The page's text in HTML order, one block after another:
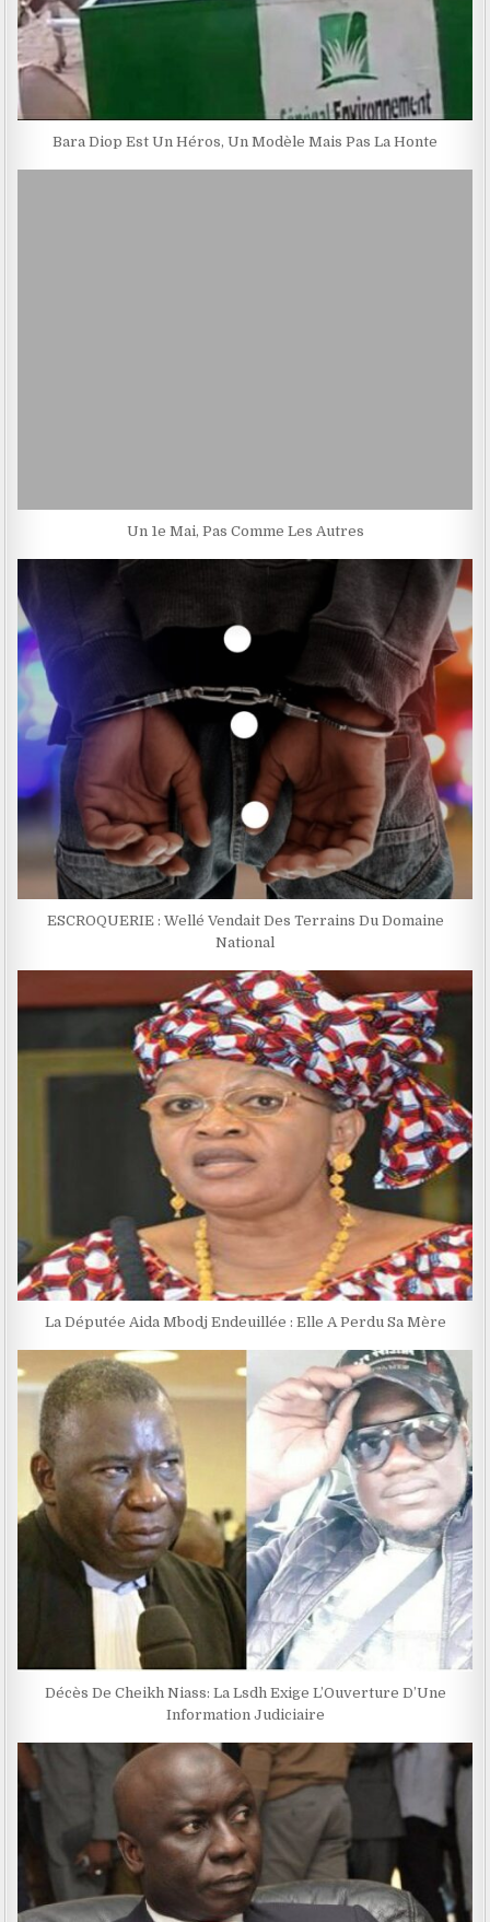
Bara Diop Est Un Héros, Un Modèle Mais Pas La Honte
Un 1e Mai, Pas Comme Les Autres
ESCROQUERIE : Wellé Vendait Des Terrains Du Domaine
National
La Députée Aida Mbodj Endeuillée : Elle A Perdu Sa Mère
Décès De Cheikh Niass: La Lsdh Exige L’Ouverture D’Une
Information Judiciaire